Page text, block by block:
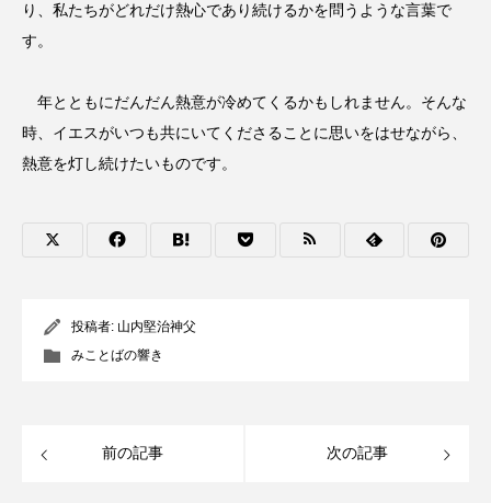
り、私たちがどれだけ熱心であり続けるかを問うような言葉で
す。
年とともにだんだん熱意が冷めてくるかもしれません。そんな
時、イエスがいつも共にいてくださることに思いをはせながら、
熱意を灯し続けたいものです。
投稿者: 山内堅治神父
みことばの響き
前の記事 次の記事